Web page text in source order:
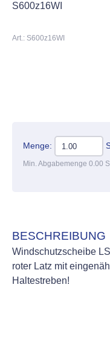
S600z16WI
Art.: S600z16WI
Menge:
Min. Abgabemenge 0.00
BESCHREIBUNG
Windschutzscheibe
roter Latz mit
Haltestreben!